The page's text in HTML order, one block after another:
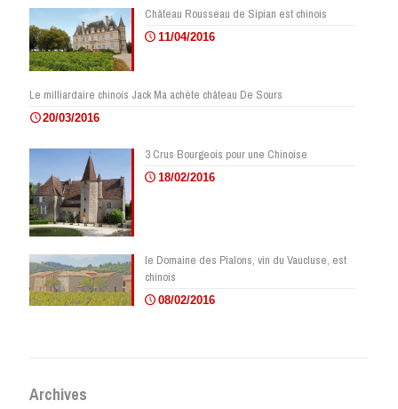
Château Rousseau de Sipian est chinois
11/04/2016
Le milliardaire chinois Jack Ma achète château De Sours
20/03/2016
3 Crus Bourgeois pour une Chinoise
18/02/2016
le Domaine des Pialons, vin du Vaucluse, est
chinois
08/02/2016
Archives